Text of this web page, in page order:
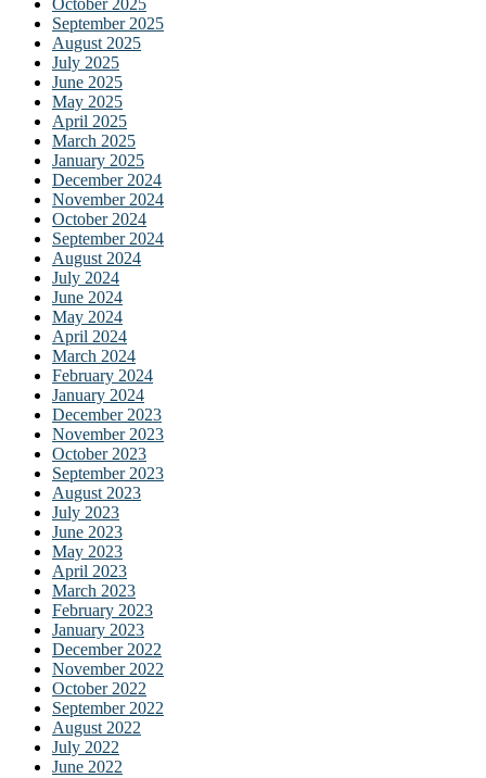
al
September 2025
August 2025
July 2025
June 2025
May 2025
April 2025
March 2025
January 2025
December 2024
November 2024
October 2024
September 2024
August 2024
July 2024
June 2024
May 2024
April 2024
March 2024
February 2024
January 2024
December 2023
November 2023
October 2023
September 2023
August 2023
July 2023
June 2023
May 2023
April 2023
March 2023
February 2023
January 2023
December 2022
November 2022
October 2022
September 2022
August 2022
July 2022
June 2022